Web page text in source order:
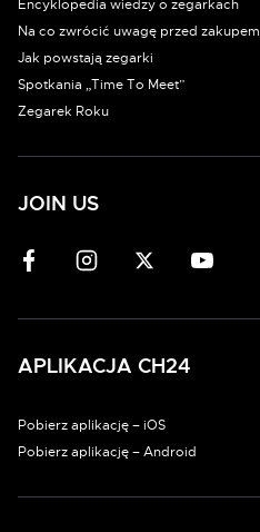
Encyklopedia wiedzy o zegarkach
Na co zwrócić uwagę przed zakupem
Jak powstają zegarki
Spotkania „Time To Meet”
Zegarek Roku
JOIN US
APLIKACJA CH24
Pobierz aplikację – iOS
Pobierz aplikację – Android